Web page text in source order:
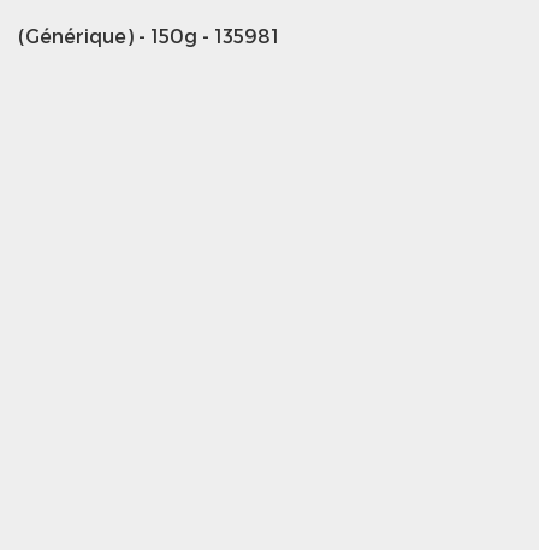
(Générique) - 150g - 135981